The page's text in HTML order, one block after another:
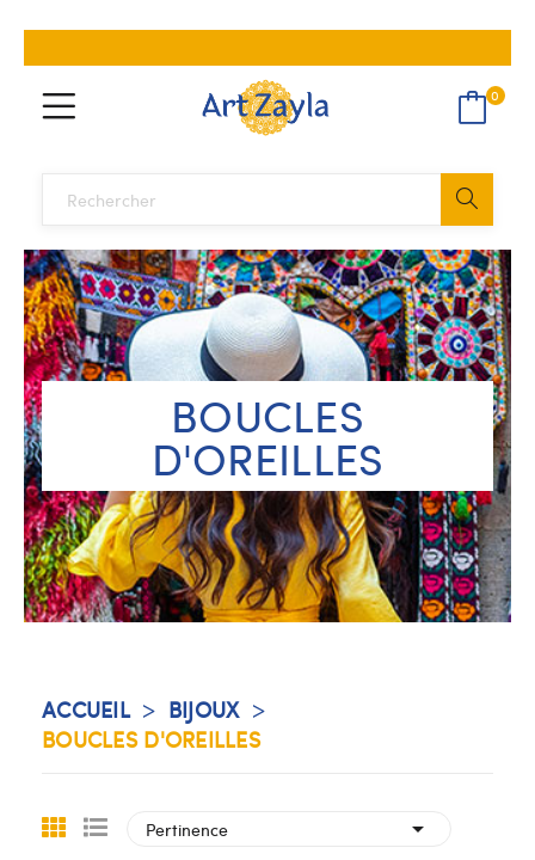
0
BOUCLES
D'OREILLES
ACCUEIL
BIJOUX
BOUCLES D'OREILLES
Pertinence 